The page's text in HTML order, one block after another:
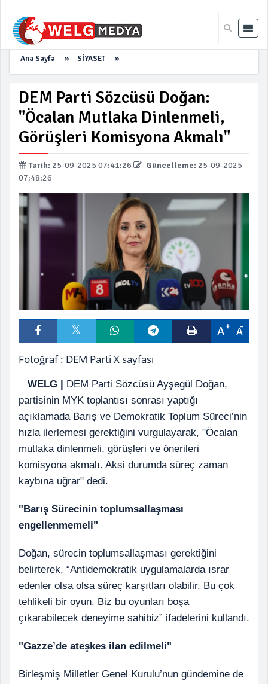
Ana Sayfa » SİYASET »
DEM Parti Sözcüsü Doğan:
"Öcalan Mutlaka Dinlenmeli,
Görüşleri Komisyona Akmalı"
Tarih: 25-09-2025 07:41:26 Güncelleme: 25-09-2025
07:48:26
A A
Fotoğraf : DEM Parti X sayfası
WELG | DEM Parti Sözcüsü Ayşegül Doğan,
partisinin MYK toplantısı sonrası yaptığı
açıklamada Barış ve Demokratik Toplum Süreci’nin
hızla ilerlemesi gerektiğini vurgulayarak, "Öcalan
mutlaka dinlenmeli, görüşleri ve önerileri
komisyona akmalı. Aksi durumda süreç zaman
kaybına uğrar" dedi.
"Barış Sürecinin toplumsallaşması
engellenmemeli"
Doğan, sürecin toplumsallaşması gerektiğini
belirterek, “Antidemokratik uygulamalarda ısrar
edenler olsa olsa süreç karşıtları olabilir. Bu çok
tehlikeli bir oyun. Biz bu oyunları boşa
çıkarabilecek deneyime sahibiz” ifadelerini kullandı.
"Gazze’de ateşkes ilan edilmeli"
Birleşmiş Milletler Genel Kurulu’nun gündemine de